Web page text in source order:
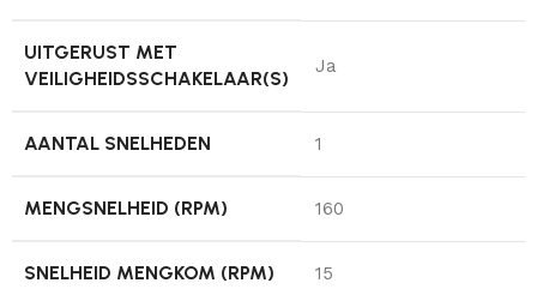
UITGERUST MET
VEILIGHEIDSSCHAKELAAR(S)
Ja
AANTAL SNELHEDEN 1
MENGSNELHEID (RPM) 160
SNELHEID MENGKOM (RPM) 15